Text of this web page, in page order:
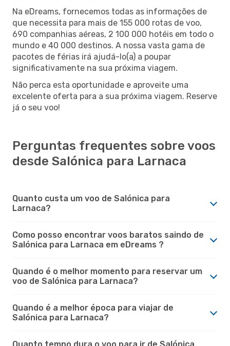
Na eDreams, fornecemos todas as informações de
que necessita para mais de 155 000 rotas de voo,
690 companhias aéreas, 2 100 000 hotéis em todo o
mundo e 40 000 destinos. A nossa vasta gama de
pacotes de férias irá ajudá-lo(a) a poupar
significativamente na sua próxima viagem.
Não perca esta oportunidade e aproveite uma
excelente oferta para a sua próxima viagem. Reserve
já o seu voo!
Perguntas frequentes sobre voos
desde Salónica para Larnaca
Quanto custa um voo de Salónica para
Larnaca?
Como posso encontrar voos baratos saindo de
Salónica para Larnaca em eDreams ?
Quando é o melhor momento para reservar um
voo de Salónica para Larnaca?
Quando é a melhor época para viajar de
Salónica para Larnaca?